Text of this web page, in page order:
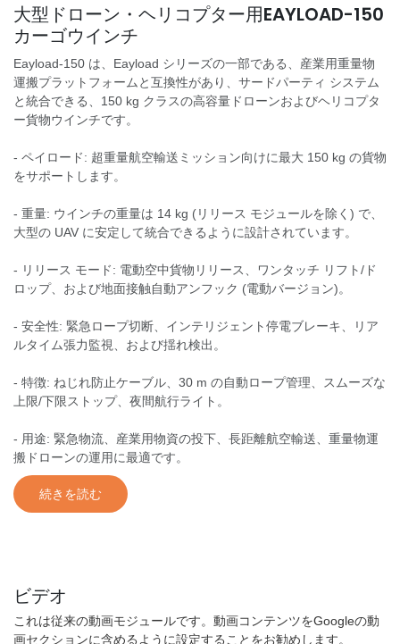
大型ドローン・ヘリコプター用EAYLOAD-150
カーゴウインチ
Eayload-150 は、Eayload シリーズの一部である、産業用重量物
運搬プラットフォームと互換性があり、サードパーティ システム
と統合できる、150 kg クラスの高容量ドローンおよびヘリコプタ
ー貨物ウインチです。
- ペイロード: 超重量航空輸送ミッション向けに最大 150 kg の貨物
をサポートします。
- 重量: ウインチの重量は 14 kg (リリース モジュールを除く) で、
大型の UAV に安定して統合できるように設計されています。
- リリース モード: 電動空中貨物リリース、ワンタッチ リフト/ド
ロップ、および地面接触自動アンフック (電動バージョン)。
- 安全性: 緊急ロープ切断、インテリジェント停電ブレーキ、リア
ルタイム張力監視、および揺れ検出。
- 特徴: ねじれ防止ケーブル、30 m の自動ロープ管理、スムーズな
上限/下限ストップ、夜間航行ライト。
- 用途: 緊急物流、産業用物資の投下、長距離航空輸送、重量物運
搬ドローンの運用に最適です。
続きを読む
ビデオ
これは従来の動画モジュールです。動画コンテンツをGoogleの動
画セクションに含めるように設定することをお勧めします。